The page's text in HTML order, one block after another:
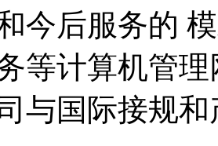
今后服务的
等计算机管
与国际接规